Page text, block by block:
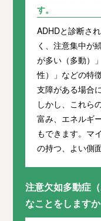
す。
ADHDと診断さ
く、注意集中が
が多い（多動）
性）」などの特
支障がある場合
しかし、これら
富み、エネルギ
もできます。マ
の持つ、よい側
注意欠如多動症
なことをします